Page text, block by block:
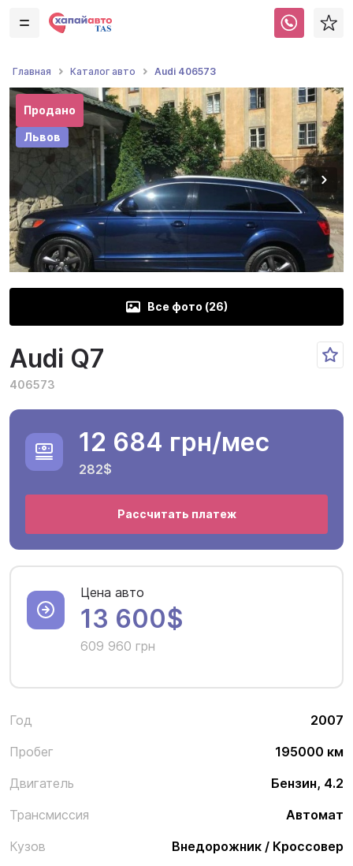
Главная Каталог авто Audi 406573
Продано
Львов
Все фото (26)
Audi Q7
406573
Год
2007
Пробег
195000 км
Двигатель
Бензин, 4.2
Трансмиссия
Автомат
Кузов
Внедорожник / Кроссовер
12 684 грн/мес
282$
Рассчитать платеж
Цена авто
13 600$
609 960 грн